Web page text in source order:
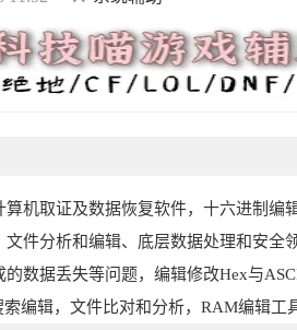
算机取证及数据恢复软件，十六进制
件分析和编辑、底层数据处理和安全
数据丢失等问题，编辑修改Hex与
编辑，文件比对和分析，RAM编辑工